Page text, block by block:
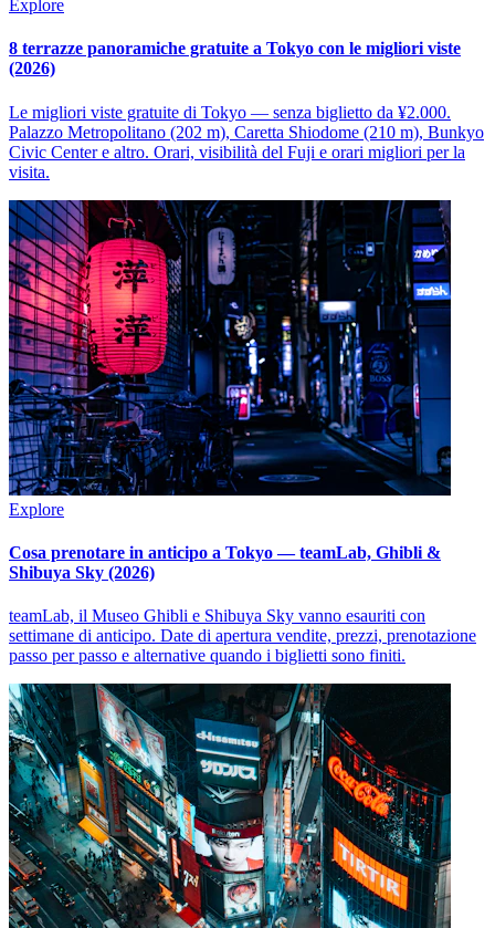
Explore
8 terrazze panoramiche gratuite a Tokyo con le migliori viste
(2026)
Le migliori viste gratuite di Tokyo — senza biglietto da ¥2.000.
Palazzo Metropolitano (202 m), Caretta Shiodome (210 m), Bunkyo
Civic Center e altro. Orari, visibilità del Fuji e orari migliori per la
visita.
Explore
Cosa prenotare in anticipo a Tokyo — teamLab, Ghibli &
Shibuya Sky (2026)
teamLab, il Museo Ghibli e Shibuya Sky vanno esauriti con
settimane di anticipo. Date di apertura vendite, prezzi, prenotazione
passo per passo e alternative quando i biglietti sono finiti.